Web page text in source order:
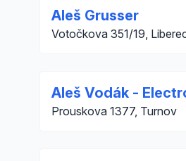
Aleš Grusser
Votočkova 351/19,
Aleš Vodák -
Prouskova 1377, Turnov